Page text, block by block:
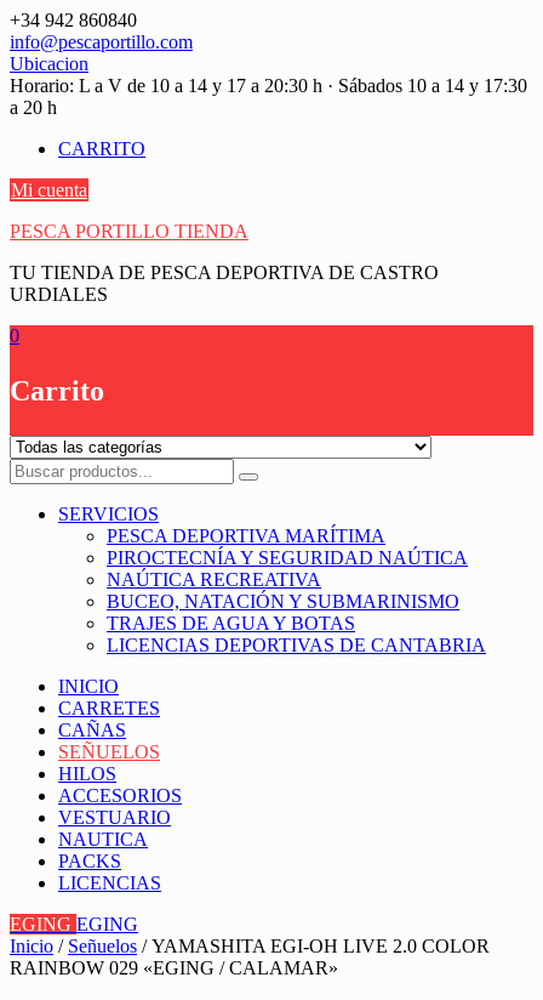
Saltar
contenido
+34 942 860840
info@pescaportillo.com
Ubicacion
Horario: L a V de 10 a 14 y 17 a 20:30 h · Sábados 10 a 14 y 17:30
a 20 h
CARRITO
Mi cuenta
PESCA PORTILLO TIENDA
TU TIENDA DE PESCA DEPORTIVA DE CASTRO
URDIALES
0
Carrito
SERVICIOS
PESCA DEPORTIVA MARÍTIMA
PIROCTECNÍA Y SEGURIDAD NAÚTICA
NAÚTICA RECREATIVA
BUCEO, NATACIÓN Y SUBMARINISMO
TRAJES DE AGUA Y BOTAS
LICENCIAS DEPORTIVAS DE CANTABRIA
INICIO
CARRETES
CAÑAS
SEÑUELOS
HILOS
ACCESORIOS
VESTUARIO
NAUTICA
PACKS
LICENCIAS
EGING EGING
Inicio / Señuelos / YAMASHITA EGI-OH LIVE 2.0 COLOR
RAINBOW 029 «EGING / CALAMAR»